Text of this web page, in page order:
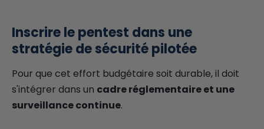
Inscrire le pentest dans une
stratégie de sécurité pilotée
Pour que cet effort budgétaire soit durable, il doit
s'intégrer dans un cadre réglementaire et une
surveillance continue.